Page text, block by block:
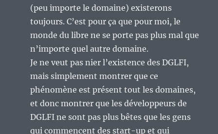
(peu importe le domaine) existerons
toujours. C’est pour ça que pour moi, le
monde du libre ne se porte pas plus mal que
n’importe quel autre domaine.
Je ne veut pas nier l’existence des DGLFI,
mais simplement montrer que ce
phénomène est présent tout les domaines,
et donc montrer que les développeurs de
DGLFI ne sont pas plus bêtes que les gens
qui commencent des start-up et qui